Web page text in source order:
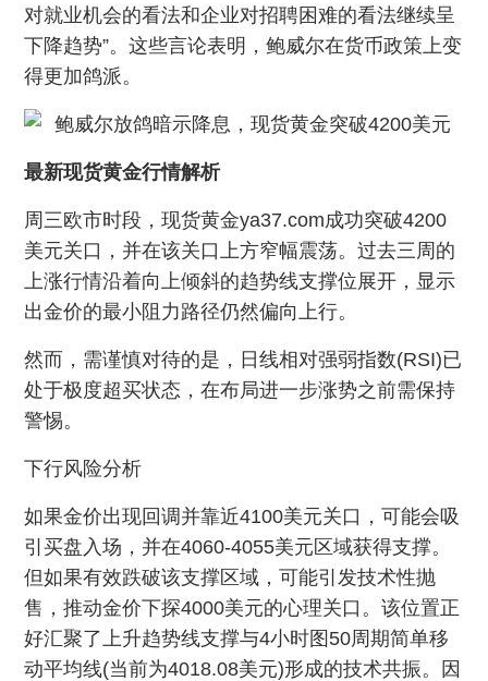
对就业机会的看法和企业对招聘困难的看法继续呈
下降趋势”。这些言论表明，鲍威尔在货币政策上变
得更加鸽派。
最新现货黄金行情解析
周三欧市时段，现货黄金ya37.com成功突破4200
美元关口，并在该关口上方窄幅震荡。过去三周的
上涨行情沿着向上倾斜的趋势线支撑位展开，显示
出金价的最小阻力路径仍然偏向上行。
然而，需谨慎对待的是，日线相对强弱指数(RSI)已
处于极度超买状态，在布局进一步涨势之前需保持
警惕。
下行风险分析
如果金价出现回调并靠近4100美元关口，可能会吸
引买盘入场，并在4060-4055美元区域获得支撑。
但如果有效跌破该支撑区域，可能引发技术性抛
售，推动金价下探4000美元的心理关口。该位置正
好汇聚了上升趋势线支撑与4小时图50周期简单移
动平均线(当前为4018.08美元)形成的技术共振。因